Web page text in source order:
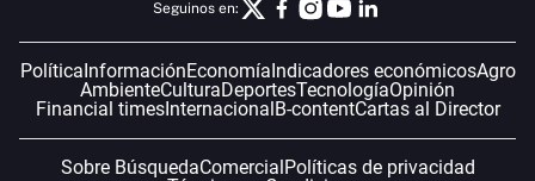
Seguinos en:
PolíticaInformaciónEconomíaIndicadores económicosAgro
AmbienteCulturaDeportesTecnologíaOpinión
Financial timesInternacionalB-contentCartas al Director
Sobre BúsquedaComercialPolíticas de privacidad